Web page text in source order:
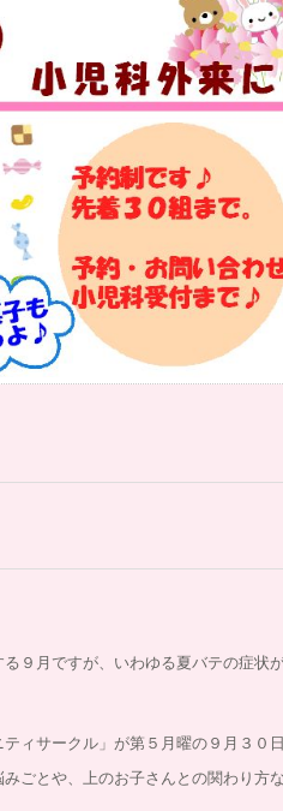
９月ですが、いわゆる夏バテの症状
ィサークル」が第５月曜の９月３０
ごとや、上のお子さんとの関わり方